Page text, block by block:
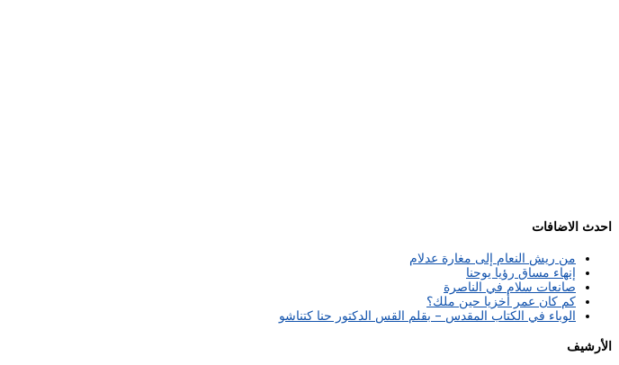
احدث الاضافات
من ريش النعام إلى مغارة عدلام
إنهاء مساق رؤيا يوحنا
صانعات سلام في الناصرة
كم كان عمر أخزيا حين ملك؟
الوباء في الكتاب المقدس – بقلم القس الدكتور حنا كتناشو
الأرشيف